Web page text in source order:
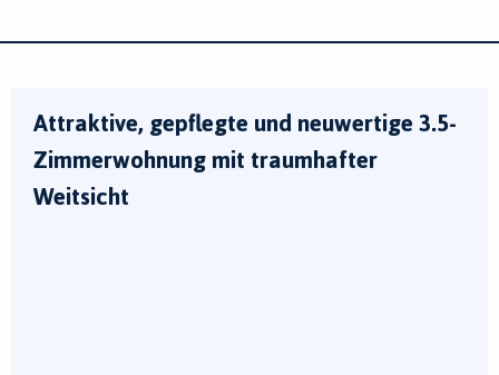
Attraktive, gepflegte und neuwertige 3.5-
Zimmerwohnung mit traumhafter
Weitsicht